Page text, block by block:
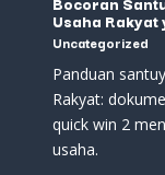
Usaha Rakyat
Uncategorized
Panduan
Rakyat:
quick win 2
usaha.